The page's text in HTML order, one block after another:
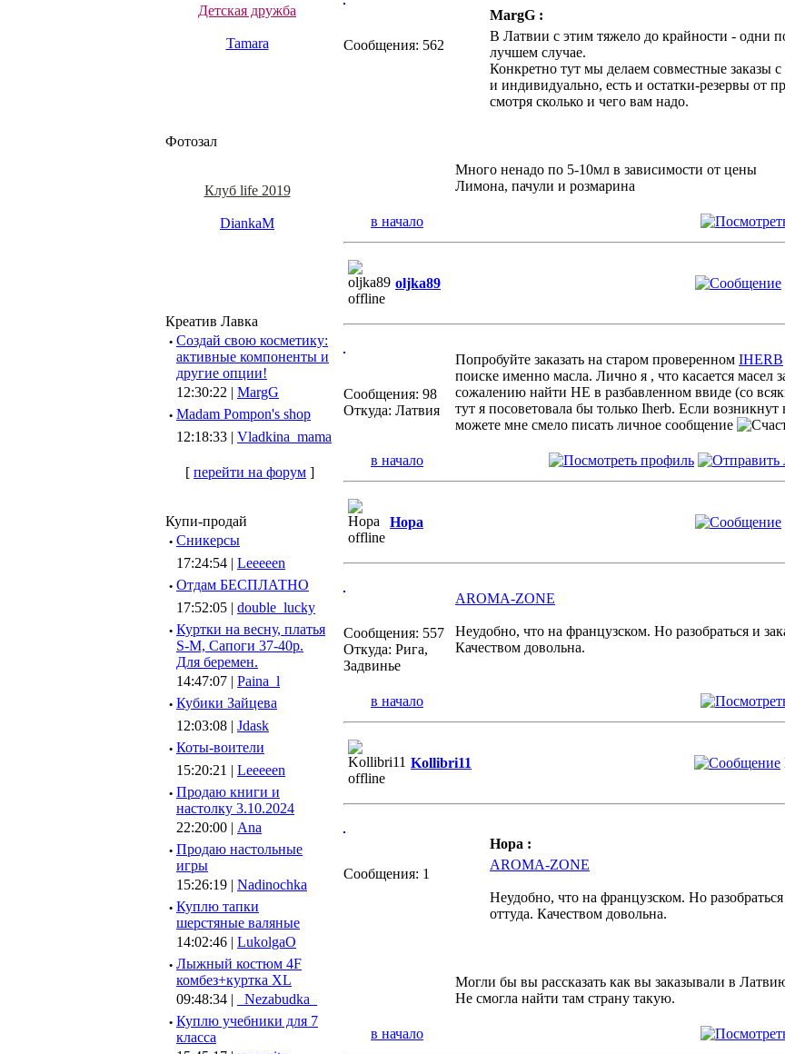
Детская дружба
Tamara
Фотозал
Клуб life 2019
DiankaM
Креатив Лавка
· Создай свою косметику:
активные компоненты и
другие опции!
12:30:22 | MargG
· Madam Pompon's shop
12:18:33 | Vladkina_mama
[ перейти на форум ]
Купи-продай
· Сникерсы
17:24:54 | Leeeeen
· Отдам БЕСПЛАТНО
17:52:05 | double_lucky
· Куртки на весну, платья
S-M, Сапоги 37-40р.
Для беремен.
14:47:07 | Paina_l
· Кубики Зайцева
12:03:08 | Jdask
· Коты-воители
15:20:21 | Leeeeen
· Продаю книги и
настолку 3.10.2024
22:20:00 | Ana
· Продаю настольные
игры
15:26:19 | Nadinochka
· Куплю тапки
шерстяные валяные
14:02:46 | LukolgaO
· Лыжный костюм 4F
комбез+куртка XL
09:48:34 |
_Nezabudka_
· Куплю учебники для 7
класса
Сообщения: 562
MargG :
В Латвии с этим тяжело до крайности - одни
лучшем случае.
Конкретно тут мы делаем совместные заказы
и индивидуально, есть и остатки-резервы от
смотря сколько и чего вам надо.
Много ненадо по 5-10мл в зависимости от цены
Лимона, пачули и розмарина
в начало
oljka89
Сообщения: 98
Откуда: Латвия
Попробуйте заказать на старом проверенном IHERB
поиске именно масла. Лично я , что касается масел
сожалению найти НЕ в разбавленном ввиде (со
тут я посоветовала бы только Iherb. Если
можете мне смело писать личное сообщение
в начало
Hopa
Сообщения: 557
Откуда: Рига,
Задвинье
AROMA-ZONE
Неудобно, что на французском. Но разобраться и
Качеством довольна.
в начало
Kollibri11
Сообщения: 1
Hopa :
AROMA-ZONE
Неудобно, что на французском. Но
оттуда. Качеством довольна.
Могли бы вы рассказать как вы заказывали в
Не смогла найти там страну такую.
в начало